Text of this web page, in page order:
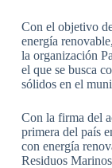
Con el objetivo
energía
la organización
el que se busca
sólidos en el
Con la firma del
primera del país
con energía
Residuos